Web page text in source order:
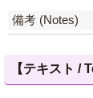
備考 (Notes)
【テキスト /